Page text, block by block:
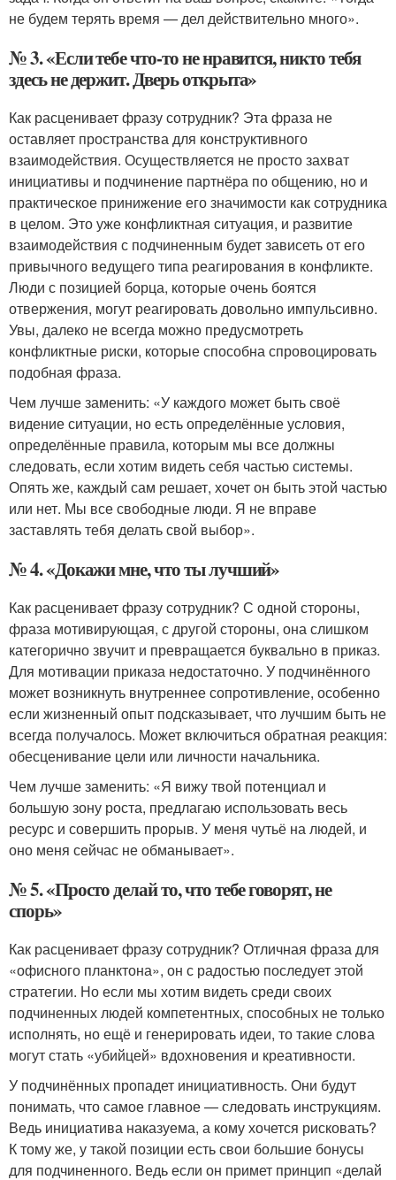
не будем терять время — дел действительно много».
№ 3. «Если тебе что-то не нравится, никто тебя
здесь не держит. Дверь открыта»
Как расценивает фразу сотрудник? Эта фраза не
оставляет пространства для конструктивного
взаимодействия. Осуществляется не просто захват
инициативы и подчинение партнёра по общению, но и
практическое принижение его значимости как сотрудника
в целом. Это уже конфликтная ситуация, и развитие
взаимодействия с подчиненным будет зависеть от его
привычного ведущего типа реагирования в конфликте.
Люди с позицией борца, которые очень боятся
отвержения, могут реагировать довольно импульсивно.
Увы, далеко не всегда можно предусмотреть
конфликтные риски, которые способна спровоцировать
подобная фраза.
Чем лучше заменить: «У каждого может быть своё
видение ситуации, но есть определённые условия,
определённые правила, которым мы все должны
следовать, если хотим видеть себя частью системы.
Опять же, каждый сам решает, хочет он быть этой частью
или нет. Мы все свободные люди. Я не вправе
заставлять тебя делать свой выбор».
№ 4. «Докажи мне, что ты лучший»
Как расценивает фразу сотрудник? С одной стороны,
фраза мотивирующая, с другой стороны, она слишком
категорично звучит и превращается буквально в приказ.
Для мотивации приказа недостаточно. У подчинённого
может возникнуть внутреннее сопротивление, особенно
если жизненный опыт подсказывает, что лучшим быть не
всегда получалось. Может включиться обратная реакция:
обесценивание цели или личности начальника.
Чем лучше заменить: «Я вижу твой потенциал и
большую зону роста, предлагаю использовать весь
ресурс и совершить прорыв. У меня чутьё на людей, и
оно меня сейчас не обманывает».
№ 5. «Просто делай то, что тебе говорят, не
спорь»
Как расценивает фразу сотрудник? Отличная фраза для
«офисного планктона», он с радостью последует этой
стратегии. Но если мы хотим видеть среди своих
подчиненных людей компетентных, способных не только
исполнять, но ещё и генерировать идеи, то такие слова
могут стать «убийцей» вдохновения и креативности.
У подчинённых пропадет инициативность. Они будут
понимать, что самое главное — следовать инструкциям.
Ведь инициатива наказуема, а кому хочется рисковать?
К тому же, у такой позиции есть свои большие бонусы
для подчиненного. Ведь если он примет принцип «делай